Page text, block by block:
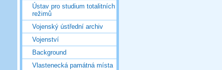
Ústav pro studium totalitních
režimů
Vojenský ústřední archiv
Vojenství
Background
Vlastenecká památná místa